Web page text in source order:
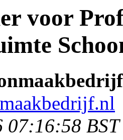
voor
07:16:58